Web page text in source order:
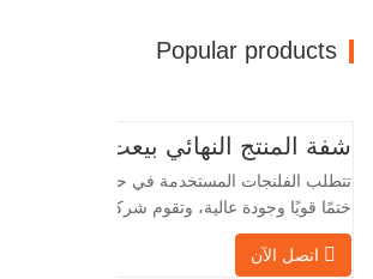
Popular products
شفة المنتج النهائي بيعت
تتطلب الفلنجات المستخدمة في حقول النفط
الخاصة بنا بمعالجة الفلنجات في حقول النفط
لسنوات عديدة وتقوم بتصديرها بشكل غير
اتصل الآن